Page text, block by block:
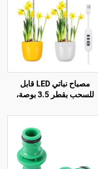
مصباح نباتي LED قابل
للسحب بقطر 3.5 بوصة،
مع إمكانية التعتيم والضبط
الزمني، وهيكل من الألومنيوم،
ومُصنَّف وفق معيار IP42
لمرحلة الإزهار